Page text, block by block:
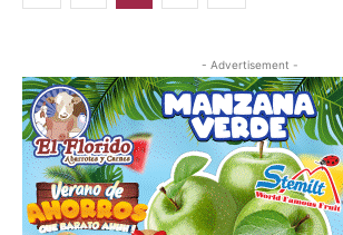
- Advertisement -